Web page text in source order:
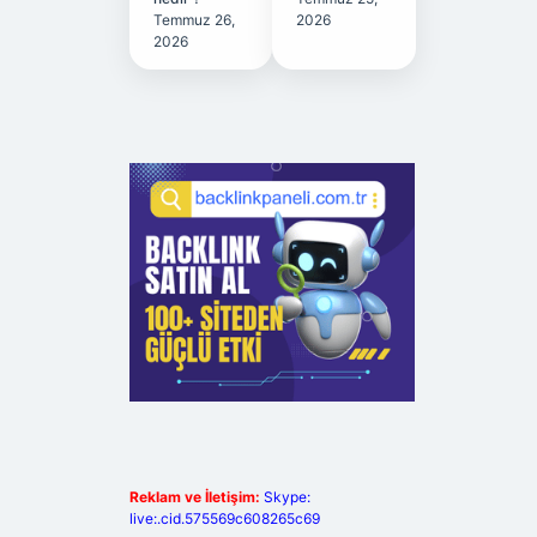
Temmuz 26,
2026
2026
Reklam ve İletişim: Skype:
live:.cid.575569c608265c69